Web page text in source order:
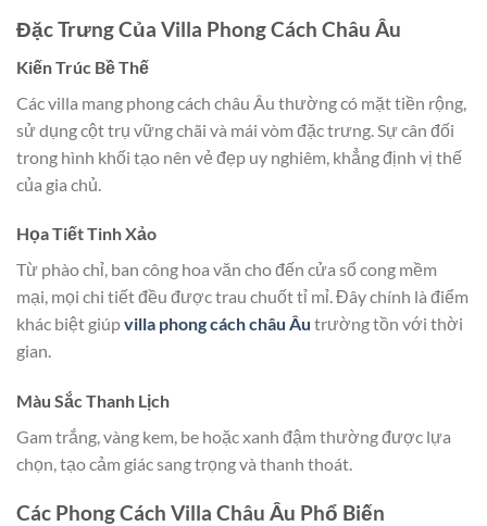
Đặc Trưng Của Villa Phong Cách Châu Âu
Kiến Trúc Bề Thế
Các villa mang phong cách châu Âu thường có mặt tiền rộng,
sử dụng cột trụ vững chãi và mái vòm đặc trưng. Sự cân đối
trong hình khối tạo nên vẻ đẹp uy nghiêm, khẳng định vị thế
của gia chủ.
Họa Tiết Tinh Xảo
Từ phào chỉ, ban công hoa văn cho đến cửa sổ cong mềm
mại, mọi chi tiết đều được trau chuốt tỉ mỉ. Đây chính là điểm
khác biệt giúpvilla phong cách châu Âu trường tồn với thời
gian.
Màu Sắc Thanh Lịch
Gam trắng, vàng kem, be hoặc xanh đậm thường được lựa
chọn, tạo cảm giác sang trọng và thanh thoát.
Các Phong Cách Villa Châu Âu Phổ Biến